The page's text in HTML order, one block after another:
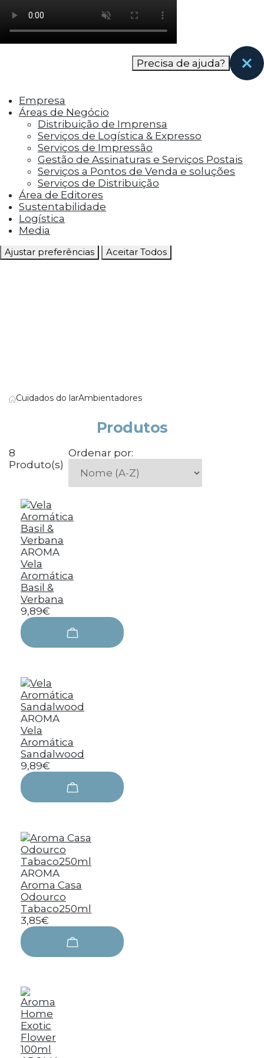
como os visitantes interagem com o site. Esses
cookies ajudam a fornecer informações sobre
as métricas do número de visitantes, taxa de
rejeição, origem do tráfego, etc.
funcionalidades, como compartilhar o
conteúdo do site em plataformas de social
media, coletar feedbacks e outros recursos de
terceiros.
Cookies Marketing
Os cookies de marketing são usados para
entregar aos visitantes anúncios
personalizados com base nas páginas que eles
visitaram antes e analisar a eficácia da
campanha publicitária.
Ajustar preferências Aceitar Todos
Precisa de ajuda?
Empresa
Áreas de Negócio
Distribuição de Imprensa
Serviços de Logística & Expresso
Serviços de Impressão
Gestão de Assinaturas e Serviços Postais
Serviços a Pontos de Venda e soluções
Serviços de Distribuição
Área de Editores
Sustentabilidade
Logística
Media
Cuidados do larAmbientadores
Produtos
8
Produto(s)
Ordenar por:
AROMA
Vela
Aromática
Basil &
Verbana
9,89€
AROMA
Vela
Aromática
Sandalwood
9,89€
AROMA
Aroma Casa
Odourco
Tabaco250ml
3,85€